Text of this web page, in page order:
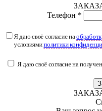
Телефон *
Я даю своё согласие на
условиямиполитики
Я даю своё согласие на